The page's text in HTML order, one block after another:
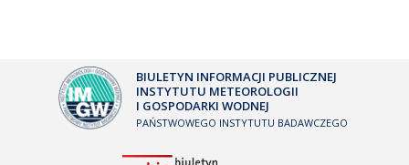
BIULETYN INFORMACJI PUBLICZNEJ
INSTYTUTU METEOROLOGII
I GOSPODARKI WODNEJ
PAŃSTWOWEGO INSTYTUTU BADAWCZEGO